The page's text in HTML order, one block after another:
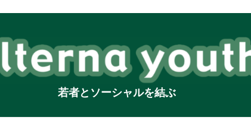
若者とソーシャルを結ぶ